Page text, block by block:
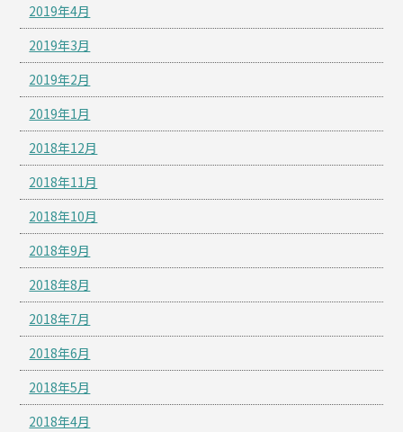
2019年4月
2019年3月
2019年2月
2019年1月
2018年12月
2018年11月
2018年10月
2018年9月
2018年8月
2018年7月
2018年6月
2018年5月
2018年4月